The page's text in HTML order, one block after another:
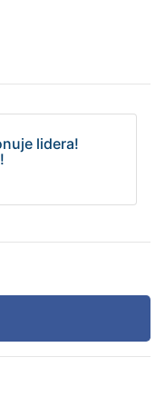
lidera!